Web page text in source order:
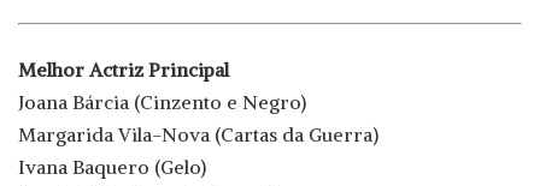
Melhor Actriz Principal
Joana Bárcia (Cinzento e Negro)
Margarida Vila-Nova (Cartas da Guerra)
Ivana Baquero (Gelo)